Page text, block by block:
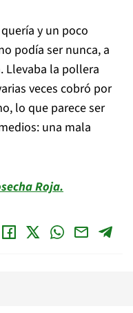
y un poco
podía ser nunca, a
Llevaba la pollera
veces cobró por
lo que parece ser
una mala
Roja.